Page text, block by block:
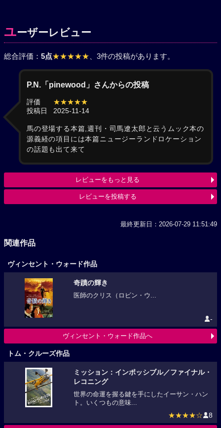
ユーザーレビュー
総合評価： 5点★★★★★ 、3件の投稿があります。
P.N.「pinewood」さんからの投稿
評価
★★★★★
投稿日
2025-11-14
馬の登場する本篇,週刊・司馬遼太郎と云うムック本の
源義経の項目には本篇ニュージーランドロケーション
の話題も出て来て
レビューをもっと見る
レビューを投稿する
最終更新日：2026-07-29 11:51:49
関連作品
ヴィンセント・ウォード作品
奇蹟の輝き
医師のクリス（ロビン・ウ...
-
ヴィンセント・ウォード作品へ
トム・クルーズ作品
ミッション：インポッシブル／ファイナル・
レコニング
世界の命運を握る鍵を手にしたイーサン・ハン
ト。いくつもの意味...
★★★★☆ 8